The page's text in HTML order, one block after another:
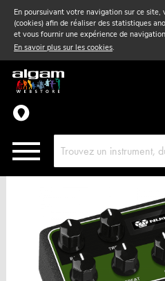
En poursuivant votre navigation sur ce
(cookies) afin de réaliser des statistiques
et vous fournir une expérience de
En savoir plus sur les cookies.
Vent& Violon
Accessoires
Pièces détachées